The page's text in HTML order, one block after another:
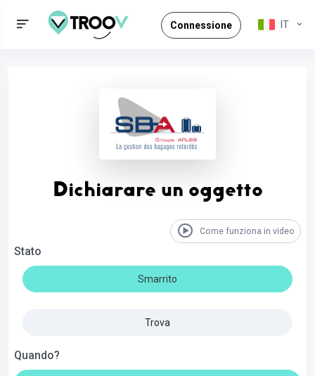
Connessione IT
Dichiarare un oggetto
Come funziona in video
Stato
Smarrito
Trova
Quando?